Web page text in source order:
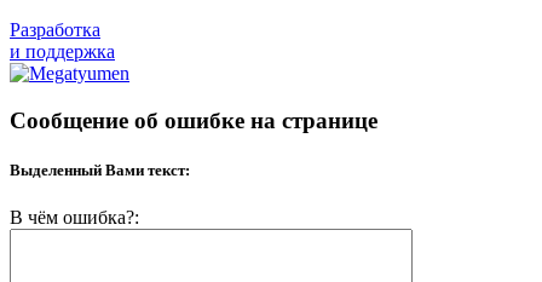
Разработка
и поддержка
Сообщение об ошибке на странице
Выделенный Вами текст:
В чём ошибка?: